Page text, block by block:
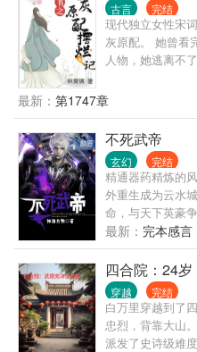
古言 完结
现代独立女性宋
灰原配。 她曾看
人物，她逃离不
任他东南西北风
最新： 第1747章
不死武帝
玄幻 完结
精通器药精炼的
外重生成为云水
命，与天下英豪
最新： 完本感言
四合院：24
穿越 完结
白万里穿越到了
忠烈，背靠大山
派发了史诗级难